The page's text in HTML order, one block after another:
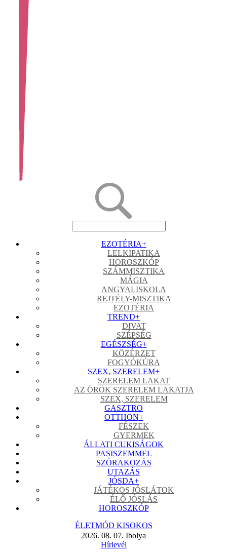
EZOTÉRIA+
LELKIPATIKA
HOROSZKÓP
SZÁMMISZTIKA
MÁGIA
ANGYALISKOLA
REJTÉLY-MISZTIKA
EZOTÉRIA
TREND+
DIVAT
SZÉPSÉG
EGÉSZSÉG+
KÖZÉRZET
FOGYÓKÚRA
SZEX, SZERELEM+
SZERELEM LAKAT
AZ ÖRÖK SZERELEM LAKATJA
SZEX, SZERELEM
GASZTRO
OTTHON+
FÉSZEK
GYERMEK
ÁLLATI CUKISÁGOK
PASISZEMMEL
SZÓRAKOZÁS
UTAZÁS
JÓSDA+
JÁTÉKOS JÓSLÁTOK
ÉLŐ JÓSLÁS
HOROSZKÓP
ÉLETMÓD KISOKOS
2026. 08. 07. Ibolya
Hírlevél